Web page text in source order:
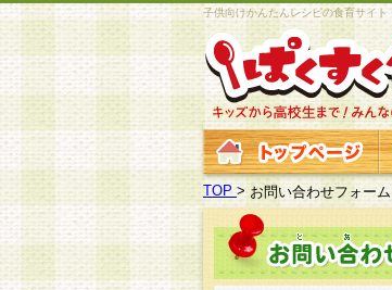
子供向けかんたんレシピの食育サイト
TOP >お問い合わせフォーム